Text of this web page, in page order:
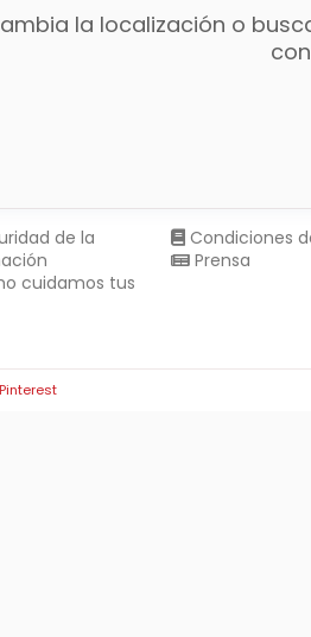
la localización o
de la
cuidamos tus
Condiciones
Prensa
Pinterest